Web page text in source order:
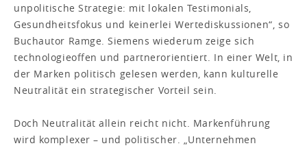
unpolitische Strategie: mit lokalen Testimonials,
Gesundheitsfokus und keinerlei Wertediskussionen“, so
Buchautor Ramge. Siemens wiederum zeige sich
technologieoffen und partnerorientiert. In einer Welt, in
der Marken politisch gelesen werden, kann kulturelle
Neutralität ein strategischer Vorteil sein.
Doch Neutralität allein reicht nicht. Markenführung
wird komplexer – und politischer. „Unternehmen